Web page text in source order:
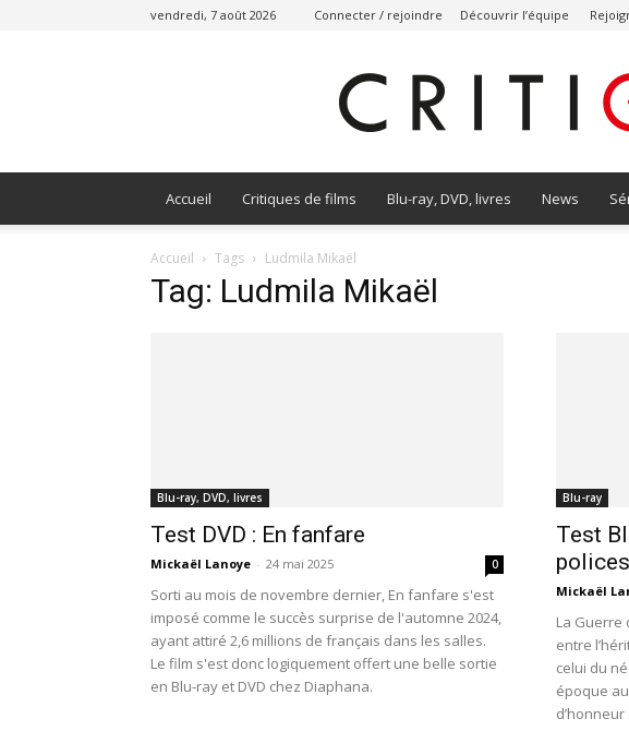
vendredi, 7 août 2026 Connecter / rejoindre Découvrir l’équipe
Accueil Critiques de films Blu-ray, DVD, livres News
Accueil Tags Ludmila Mikaël
Tag: Ludmila Mikaël
Blu-ray, DVD, livres
Test DVD : En fanfare
Mickaël Lanoye - 24 mai 2025 0
Sorti au mois de novembre dernier, En fanfare s'est
imposé comme le succès surprise de l'automne 2024,
ayant attiré 2,6 millions de français dans les salles.
Le film s'est donc logiquement offert une belle sortie
en Blu-ray et DVD chez Diaphana.
Blu-ray
Test
polices
Mickaël
La Guerre
entre
celui du
époque